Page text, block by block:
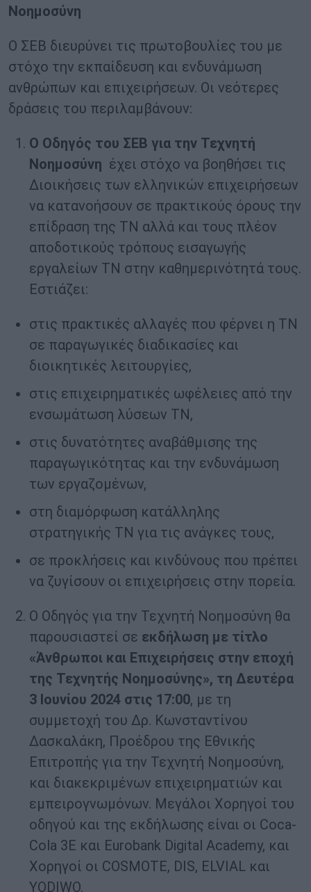
Νοημοσύνη
Ο ΣΕΒ διευρύνει τις πρωτοβουλίες του με
στόχο την εκπαίδευση και ενδυνάμωση
ανθρώπων και επιχειρήσεων. Οι νεότερες
δράσεις του περιλαμβάνουν:
Ο Οδηγός του ΣΕΒ για την Τεχνητή
Νοημοσύνη έχει στόχο να βοηθήσει τις
Διοικήσεις των ελληνικών επιχειρήσεων
να κατανοήσουν σε πρακτικούς όρους την
επίδραση της ΤΝ αλλά και τους πλέον
αποδοτικούς τρόπους εισαγωγής
εργαλείων ΤΝ στην καθημερινότητά τους.
Εστιάζει:
στις πρακτικές αλλαγές που φέρνει η ΤΝ
σε παραγωγικές διαδικασίες και
διοικητικές λειτουργίες,
στις επιχειρηματικές ωφέλειες από την
ενσωμάτωση λύσεων ΤΝ,
στις δυνατότητες αναβάθμισης της
παραγωγικότητας και την ενδυνάμωση
των εργαζομένων,
στη διαμόρφωση κατάλληλης
στρατηγικής ΤΝ για τις ανάγκες τους,
σε προκλήσεις και κινδύνους που πρέπει
να ζυγίσουν οι επιχειρήσεις στην πορεία.
Ο Οδηγός για την Τεχνητή Νοημοσύνη θα
παρουσιαστεί σε εκδήλωση με τίτλο
«Άνθρωποι και Επιχειρήσεις στην εποχή
της Τεχνητής Νοημοσύνης», τη Δευτέρα
3 Ιουνίου 2024 στις 17:00, με τη
συμμετοχή του Δρ. Κωνσταντίνου
Δασκαλάκη, Προέδρου της Εθνικής
Επιτροπής για την Τεχνητή Νοημοσύνη,
και διακεκριμένων επιχειρηματιών και
εμπειρογνωμόνων. Μεγάλοι Χορηγοί του
οδηγού και της εκδήλωσης είναι οι Coca-
Cola 3E και Eurobank Digital Academy, και
Χορηγοί οι COSMOTE, DIS, ELVIAL και
YODIWO.